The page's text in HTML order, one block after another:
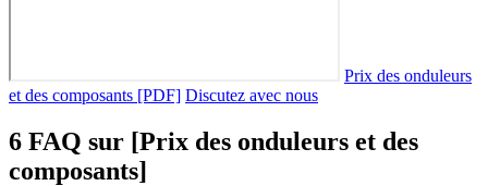
Prix des onduleurs
et des composants [PDF] Discutez avec nous
6 FAQ sur [Prix des onduleurs et des
composants]